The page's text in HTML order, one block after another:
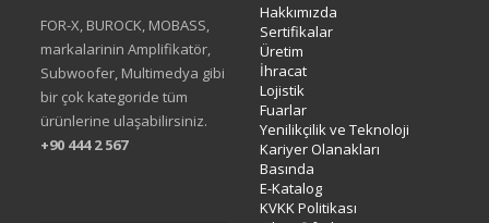
FOR-X, BUROCK, MOBASS,
markalarinin Amplifikatör,
Subwoofer, Multimedya gibi
bir çok kategoride tüm
ürünlerine ulaşabilirsiniz.
+90 444 2 567
Hakkımızda
Sertifikalar
Üretim
İhracat
Lojistik
Fuarlar
Yenilikçilik ve Teknoloji
Kariyer Olanakları
Basında
E-Katalog
KVKK Politikası